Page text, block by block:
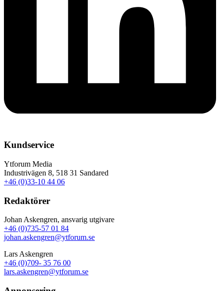
Kundservice
Ytforum Media
Industrivägen 8, 518 31 Sandared
+46 (0)33-10 44 06
Redaktörer
Johan Askengren, ansvarig utgivare
+46 (0)735-57 01 84
johan.askengren@ytforum.se
Lars Askengren
+46 (0)709- 35 76 00
lars.askengren@ytforum.se